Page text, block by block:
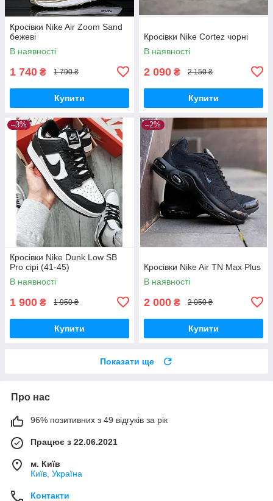
Кросівки Nike Air Zoom Sand
бежеві
В наявності
1 740 ₴ 1 790 ₴
Купити
Кросівки Nike Cortez чорні
В наявності
2 090 ₴ 2 150 ₴
Купити
–3%
Кросівки Nike Dunk Low SB
Pro сірі (41-45)
В наявності
1 900 ₴ 1 950 ₴
Купити
–2%
Кросівки Nike Air TN Max Plus
В наявності
2 000 ₴ 2 050 ₴
Купити
Показати ще
Про нас
96% позитивних з 49 відгуків за рік
Працює з 22.06.2021
м. Київ
Київ, Україна
Контакти